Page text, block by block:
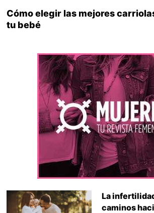
Cómo elegir las mejores
tu bebé
La
caminos